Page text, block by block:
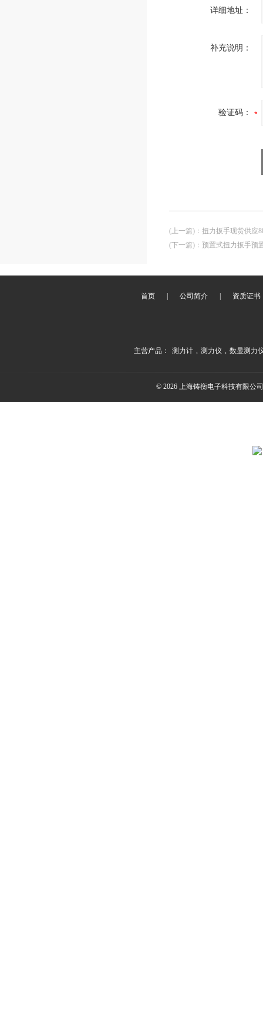
详细地址：
补充说明：
验证码：
(上一篇) ： 扭力扳手现货供应
(下一篇) ： 预置式扭力扳手预
首页 公司简介 资质证书
主营产品： 测力计 , 测力仪 , 数显测力
© 2026 上海铸衡电子科技有限公